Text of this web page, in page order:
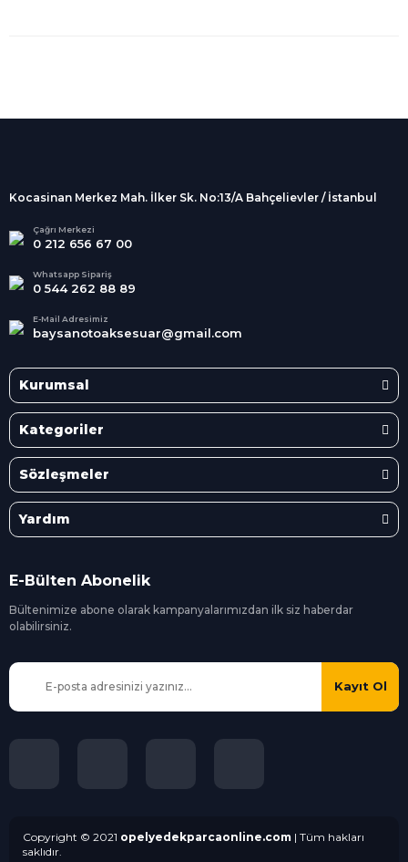
Alışveriş
kargolanmaktadır.
Tüm Kredi Kartlarına taksit
seçenekleri
Kocasinan Merkez Mah. İlker Sk. No:13/A Bahçelievler / İstanbul
Çağrı Merkezi
0 212 656 67 00
Whatsapp Sipariş
0 544 262 88 89
E-Mail Adresimiz
baysanotoaksesuar@gmail.com
Kurumsal
Kategoriler
Sözleşmeler
Yardım
E-Bülten Abonelik
Bültenimize abone olarak kampanyalarımızdan ilk siz haberdar
olabilirsiniz.
Kayıt Ol
Copyright © 2021 opelyedekparcaonline.com | Tüm hakları
saklıdır.